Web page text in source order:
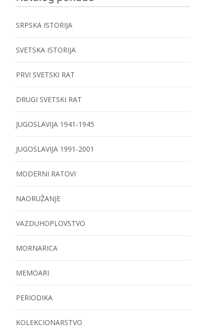
SRPSKA ISTORIJA
SVETSKA ISTORIJA
PRVI SVETSKI RAT
DRUGI SVETSKI RAT
JUGOSLAVIJA 1941-1945
JUGOSLAVIJA 1991-2001
MODERNI RATOVI
NAORUŽANJE
VAZDUHOPLOVSTVO
MORNARICA
MEMOARI
PERIODIKA
KOLEKCIONARSTVO